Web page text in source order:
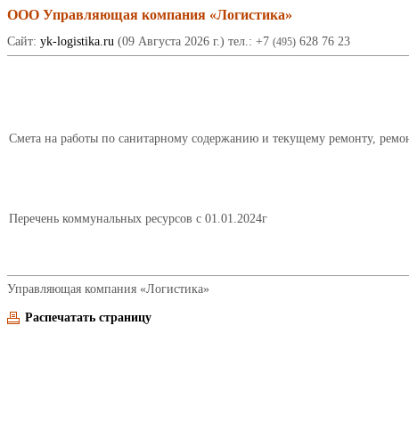
ООО Управляющая компания «Логистика»
Сайт: yk-logistika.ru (09 Августа 2026 г.) тел.: +7 (495) 628 76 23
Смета на работы по санитарному содержанию и текущему ремонту,
Перечень коммунальных ресурсов с 01.01.2024г
Управляющая компания «Логистика»
Распечатать страницу